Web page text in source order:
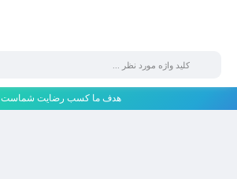
هدف ما کسب رضایت شماست